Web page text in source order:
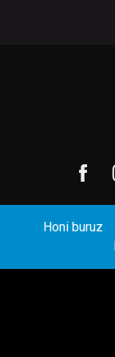
Honi buruz